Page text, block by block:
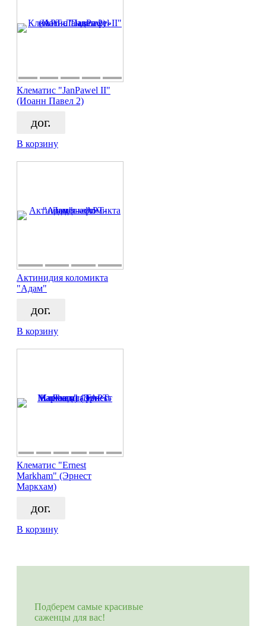
Клематис "JanPawel II"
(Иоанн Павел 2)
дог.
В корзину
Актинидия коломикта
"Адам"
дог.
В корзину
Клематис "Ernest
Markham" (Эрнест
Маркхам)
дог.
В корзину
Подберем самые красивые
саженцы для вас!